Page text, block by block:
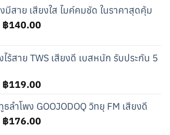
มีสาย เสียงใส ไมค์คมชัด ในราคาสุดคุ้ม
Original
฿240.00.
฿140.00Current
฿140.00.
ไร้สาย TWS เสียงดี เบสหนัก รับประกัน 5
Original
was:
฿219.00.
฿119.00Current
is:
฿119.00.
ลำโพง GOOJODOQ วิทยุ FM เสียงดี
Original
฿176.00Current